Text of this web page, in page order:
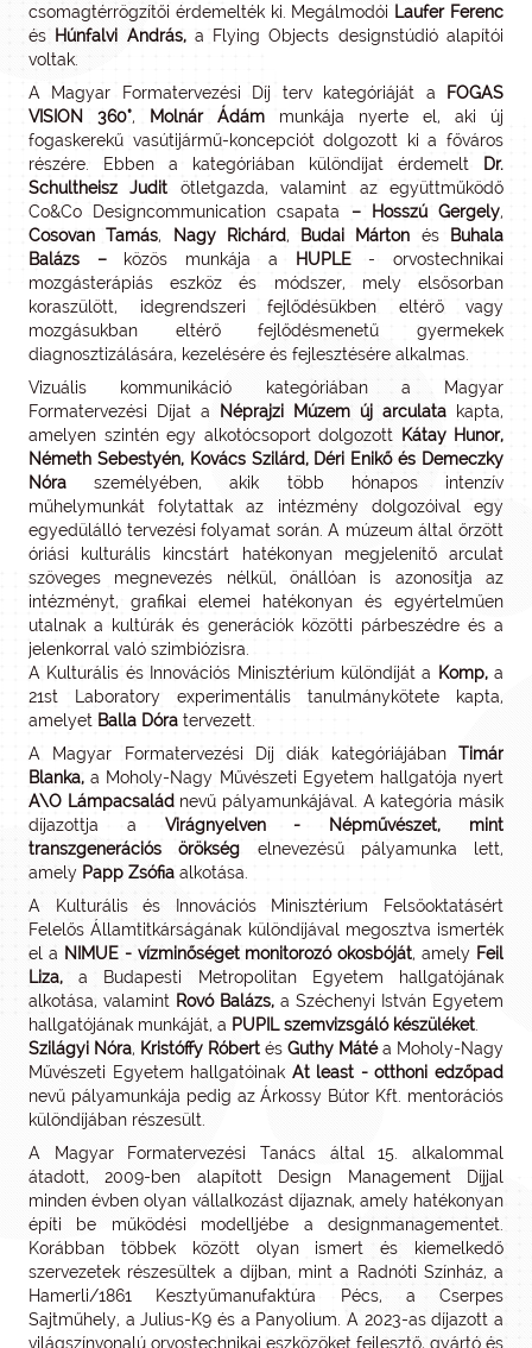
csomagtérrögzítői érdemelték ki. Megálmodói Laufer Ferenc
és Húnfalvi András,a Flying Objects designstúdió alapítói
voltak.
A Magyar Formatervezési Díj terv kategóriáját a
FOGAS
VISION 360°, Molnár Ádám munkája nyerte el, aki új
fogaskerekű vasútijármű-koncepciót dolgozott ki a főváros
részére. Ebben a kategóriában különdíjat érdemelt
Dr.
Schultheisz Judit ötletgazda, valamint az együttműködő
Co&Co Designcommunication csapata – Hosszú Gergely,
Cosovan Tamás, Nagy Richárd, Budai Márton és
Buhala
Balázs –közös munkája a HUPLE- orvostechnikai
mozgásterápiás eszköz és módszer, mely elsősorban
koraszülött, idegrendszeri fejlődésükben eltérő vagy
mozgásukban eltérő fejlődésmenetű gyermekek
diagnosztizálására, kezelésére és fejlesztésére alkalmas.
Vizuális kommunikáció kategóriában a Magyar
Formatervezési Díjat a
Néprajzi Múzem új arculata kapta,
amelyen szintén egy alkotócsoport dolgozott Kátay Hunor,
Németh Sebestyén, Kovács Szilárd, Déri Enikő és Demeczky
Nóra személyében, akik több hónapos intenzív
műhelymunkát folytattak az intézmény dolgozóival egy
egyedülálló tervezési folyamat során. A múzeum által őrzött
óriási kulturális kincstárt hatékonyan megjelenítő arculat
szöveges megnevezés nélkül, önállóan is azonosítja az
intézményt, grafikai elemei hatékonyan és egyértelműen
utalnak a kultúrák és generációk közötti párbeszédre és a
jelenkorral való szimbiózisra.
A Kulturális és Innovációs Minisztérium különdíját a Komp,a
21st Laboratory experimentális tanulmánykötete kapta,
amelyet Balla Dóra tervezett.
A Magyar Formatervezési Díj diák kategóriájában Timár
Blanka, a Moholy-Nagy Művészeti Egyetem hallgatója nyert
A\O Lámpacsaládnevű pályamunkájával. A kategória másik
díjazottja a Virágnyelven - Népművészet, mint
transzgenerációs örökség elnevezésű pályamunka lett,
amely Papp Zsófia alkotása.
A Kulturális és Innovációs Minisztérium Felsőoktatásért
Felelős Államtitkárságának különdíjával megosztva ismerték
el a NIMUE - vízminőséget monitorozó okosbóját, amely Feil
Liza, a Budapesti Metropolitan Egyetem hallgatójának
alkotása, valamint Rovó Balázs, a Széchenyi István Egyetem
hallgatójának munkáját, a PUPIL szemvizsgáló készüléket.
Szilágyi Nóra, Kristóffy Róbert és Guthy Mátéa Moholy-Nagy
Művészeti Egyetem hallgatóinak At least - otthoni edzőpad
nevű pályamunkája pedig az Árkossy Bútor Kft. mentorációs
különdíjában részesült.
A Magyar Formatervezési Tanács által 15. alkalommal
átadott, 2009-ben alapított Design Management Díjjal
minden évben olyan vállalkozást díjaznak, amely hatékonyan
építi be működési modelljébe a designmanagementet.
Korábban többek között olyan ismert és kiemelkedő
szervezetek részesültek a díjban, mint a Radnóti Színház, a
Hamerli/1861 Kesztyűmanufaktúra Pécs, a Cserpes
Sajtműhely, a Julius-K9 és a Panyolium. A 2023-as díjazott a
világszínvonalú orvostechnikai eszközöket fejlesztő, gyártó és